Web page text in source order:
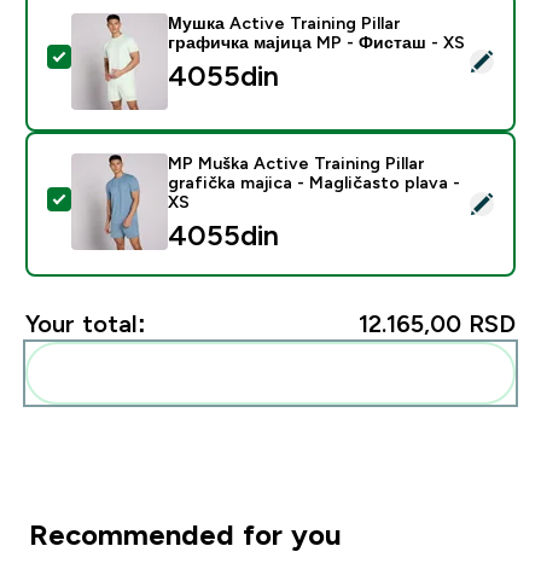
Select this product - Мушка Active Training Pillar
Мушка Active Training Pillar
графичка мајица MP - Фисташ - XS
4055din‎
Select this product - MP Muška Active Training Pillar
MP Muška Active Training Pillar
grafička majica - Magličasto plava -
XS
4055din‎
Your total: 12.165,00 RSD‎
Recommended for you